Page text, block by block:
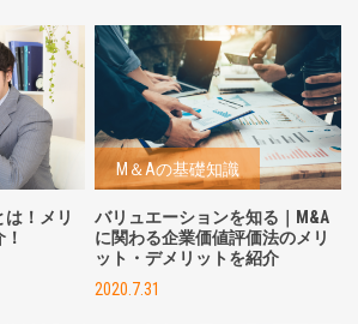
は！メリ
M＆Aの基礎知識
バリュエーションを知る｜M&A
に関わる企業価値評価法のメリ
ット・デメリットを紹介
2020.7.31